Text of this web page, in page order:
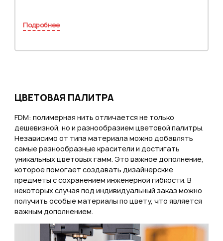
Подробнее
ЦВЕТОВАЯ ПАЛИТРА
FDM: полимерная нить отличается не только
дешевизной, но и разнообразием цветовой палитры.
Независимо от типа материала можно добавлять
самые разнообразные красители и достигать
уникальных цветовых гамм. Это важное дополнение,
которое помогает создавать дизайнерские
предметы с сохранением инженерной гибкости. В
некоторых случая под индивидуальный заказ можно
получить особые материалы по цвету, что является
важным дополнением.